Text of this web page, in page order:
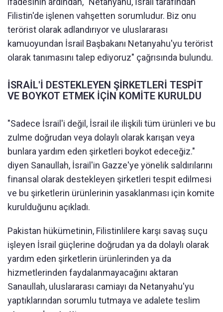
Filistin'de işlenen vahşetten sorumludur. Biz onu
terörist olarak adlandırıyor ve uluslararası
kamuoyundan İsrail Başbakanı Netanyahu'yu terörist
olarak tanımasını talep ediyoruz" çağrısında bulundu.
İSRAİL'İ DESTEKLEYEN ŞİRKETLERİ TESPİT
VE BOYKOT ETMEK İÇİN KOMİTE KURULDU
"Sadece İsrail'i değil, İsrail ile ilişkili tüm ürünleri ve bu
zulme doğrudan veya dolaylı olarak karışan veya
bunlara yardım eden şirketleri boykot edeceğiz."
diyen Sanaullah, İsrail'in Gazze'ye yönelik saldırılarını
finansal olarak destekleyen şirketleri tespit edilmesi
ve bu şirketlerin ürünlerinin yasaklanması için komite
kurulduğunu açıkladı.
Pakistan hükümetinin, Filistinlilere karşı savaş suçu
işleyen İsrail güçlerine doğrudan ya da dolaylı olarak
yardım eden şirketlerin ürünlerinden ya da
hizmetlerinden faydalanmayacağını aktaran
Sanaullah, uluslararası camiayı da Netanyahu'yu
yaptıklarından sorumlu tutmaya ve adalete teslim